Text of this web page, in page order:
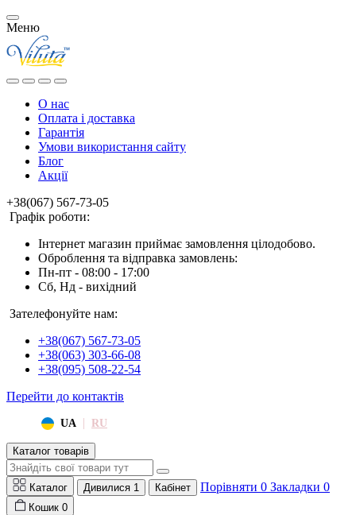
Меню
О нас
Оплата і доставка
Гарантія
Умови використання сайту
Блог
Акції
+38(067) 567-73-05
Графік роботи:
Інтернет магазин приймає замовлення цілодобово.
Оброблення та відправка замовлень:
Пн-пт - 08:00 - 17:00
Сб, Нд - вихідний
Зателефонуйте нам:
+38(067) 567-73-05
+38(063) 303-66-08
+38(095) 508-22-54
Перейти до контактів
UA | RU
Каталог товарів
Каталог Дивилися 1 Кабінет Порівняти 0 Закладки 0
Кошик 0